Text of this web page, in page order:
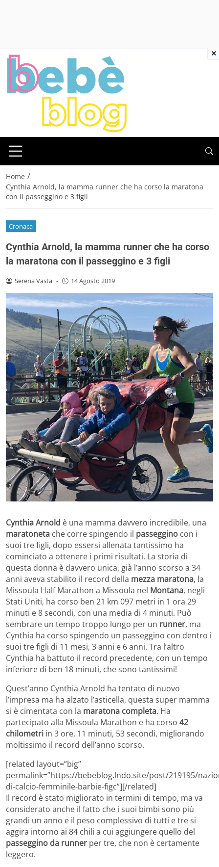
Home /
Cynthia Arnold, la mamma runner che ha corso la maratona
con il passeggino e 3 figli
Cronaca
Cynthia Arnold, la mamma runner che ha corso
la maratona con il passeggino e 3 figli
Serena Vasta - 14 Agosto 2019
Cynthia Arnold è una mamma davvero incredibile, una
maratoneta che corre spingendo il passeggino con i
suoi tre figli, dopo essersi allenata tantissimo ha
cominciato a ottenere i primi risultati. La storia di
questa donna è davvero unica, già l’anno scorso a 34
anni aveva stabilito il record della mezza maratona, la
Missoula Half Marathon a Missoula nel Montana, negli
Stati Uniti, ha corso ben 21 km 097 metri in 1 ora 29
minuti e 8 secondi, con una media di 4 minuti. Può
sembrare un tempo troppo lungo per un runner, ma
Cynthia ha corso spingendo un passeggino con dentro i
suoi tre figli di 11 mesi, 3 anni e 6 anni. Tra l’altro
Cynthia ha battuto il record precedente, con un tempo
inferiore di ben 18 minuti, che sono tantissimi!
Quest’anno Cynthia Arnold ha tentato di nuovo
l’impresa ma ha alzato l’asticella, questa super mamma
si è cimentata con la maratona completa. Ha
partecipato alla Missoula Marathon e ha corso 42
chilometri in 3 ore, 11 minuti, 53 secondi, migliorando
moltissimo il record dell’anno scorso.
[related layout=”big”
permalink=”https://bebeblog.lndo.site/post/219195/
di-calcio-femminile-barbie-figc”][/related]
Il record è stato migliorato in termini di tempo, ma va
considerato anche il fatto che i suoi bimbi sono più
grandi un anno e il peso complessivo di tutti e tre si
aggira intorno ai 84 chili a cui aggiungere quello del
passeggino da runner per tre, che non è certamente
leggero.
×